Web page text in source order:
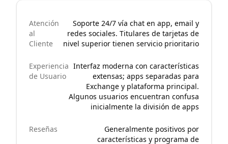
Atención
al
Cliente
Soporte 24/7 vía chat en app, email y
redes sociales. Titulares de tarjetas de
nivel superior tienen servicio prioritario
Experiencia
de Usuario
Interfaz moderna con características
extensas; apps separadas para
Exchange y plataforma principal.
Algunos usuarios encuentran confusa
inicialmente la división de apps
Reseñas
Generalmente positivos por
características y programa de